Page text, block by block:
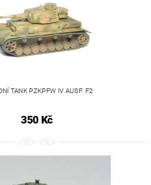
TANK PZKPFW IV AUSF. F2
350 Kč